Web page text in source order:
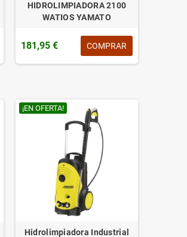
HIDROLIMPIADORA 2100
WATIOS YAMATO
181,95 € COMPRAR
¡EN OFERTA!
Hidrolimpiadora Industrial